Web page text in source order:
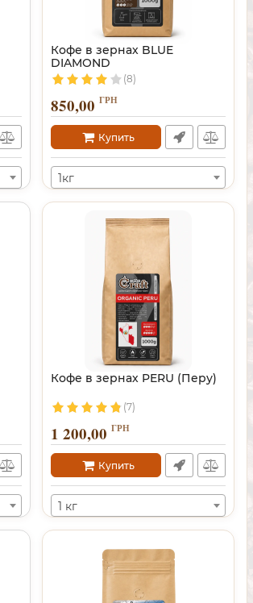
Кофе в зернах BLUE
DIAMOND
(8)
850,00 ГРН
Купить
1кг
Кофе в зернах PERU (Перу)
(7)
1 200,00 ГРН
Купить
1 кг